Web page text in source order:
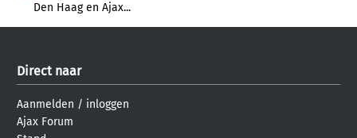
Den Haag en Ajax...
Direct naar
Aanmelden / inloggen
Ajax Forum